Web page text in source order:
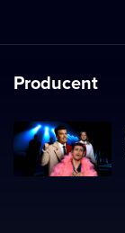
Producent